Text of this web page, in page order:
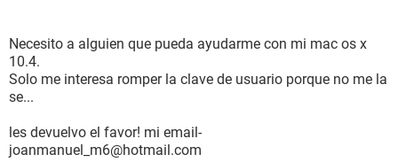
Necesito a alguien que pueda ayudarme con mi mac os x
10.4.
Solo me interesa romper la clave de usuario porque no me la
se...
les devuelvo el favor! mi email-
joanmanuel_m6@hotmail.com